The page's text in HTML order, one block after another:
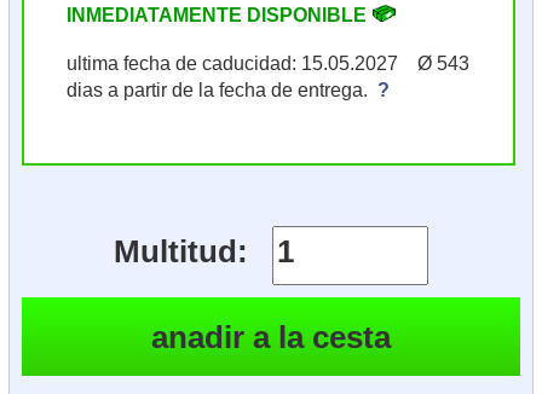
INMEDIATAMENTE DISPONIBLE
ultima fecha de caducidad: 15.05.2027 Ø 543
dias a partir de la fecha de entrega. ?
Multitud: